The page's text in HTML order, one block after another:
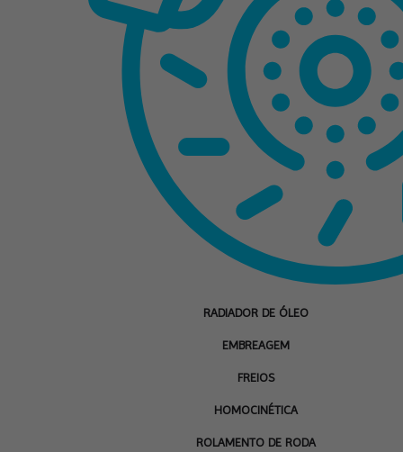
RADIADOR DE ÓLEO
EMBREAGEM
FREIOS
HOMOCINÉTICA
ROLAMENTO DE RODA